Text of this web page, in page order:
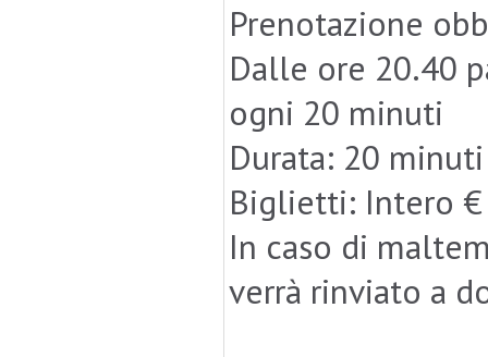
Prenotazione
Dalle ore 20.40
ogni 20 minuti
Durata: 20
Biglietti: Intero
In caso di
verrà rinviato a